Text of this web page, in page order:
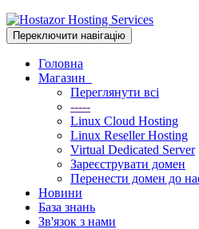
Переключити навігацію
Головна
Магазин
Переглянути всі
-----
Linux Cloud Hosting
Linux Reseller Hosting
Virtual Dedicated Server
Зареєструвати домен
Перенести домен до
Новини
База знань
Зв'язок з нами